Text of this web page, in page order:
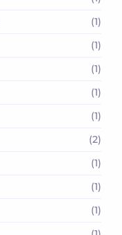
(1)
(1)
(1)
(1)
(1)
(2)
(1)
(1)
(1)